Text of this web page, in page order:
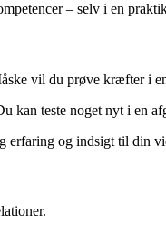
– selv i en
vil du prøve kræfter i
kan teste noget nyt i en
erfaring og indsigt til din